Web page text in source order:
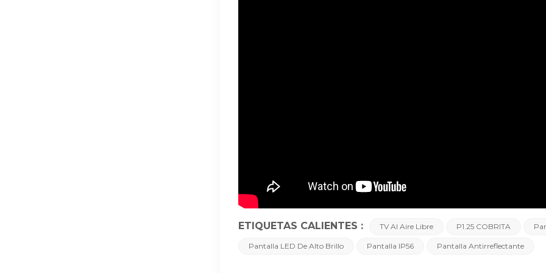
ETIQUETAS CALIENTES : TV Al Aire Libre P1.25 COBRITA
Pantalla LED De Alto Brillo Pantalla IP56 Pantalla Antirreflectante